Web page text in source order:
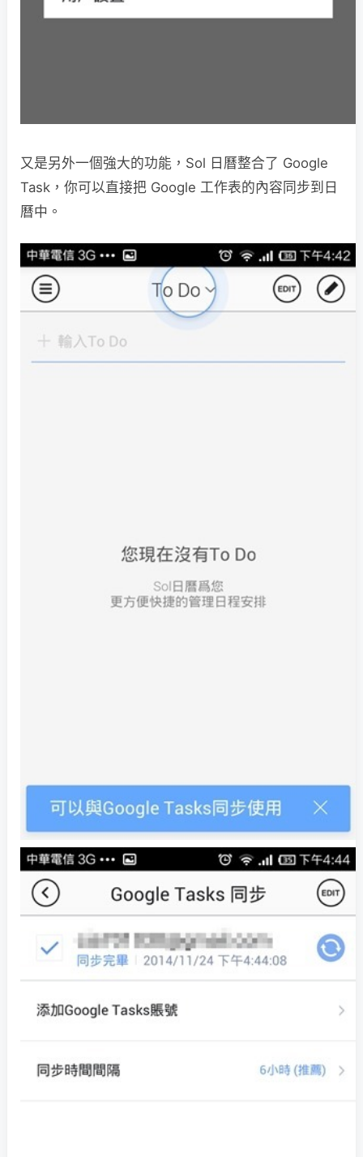
又是另外一個強大的功能，Sol 日曆整合了 Google
Task，你可以直接把 Google 工作表的內容同步到日
曆中。